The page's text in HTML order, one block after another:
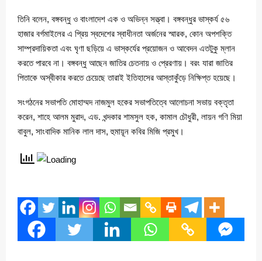
তিনি বলেন, বঙ্গবন্ধু ও বাংলাদেশ এক ও অভিন্ন সত্ত্বা। বঙ্গবন্ধুর ভাস্কর্য ৫৬
হাজার বর্গমাইলের এ প্রিয় স্বদেশের স্বাধীনতা অর্জনের স্মারক, কোন অপশক্তি
সাম্প্রদায়িকতা এবং ঘৃণা ছড়িয়ে এ ভাস্কর্যের প্রয়োজন ও আবেদন এতটুকু ম্লান
করতে পারবে না। বঙ্গবন্ধু আছেন জাতির চেতনায় ও প্রেরণায়। বরং যারা জাতির
পিতাকে অস্বীকার করতে চেয়েছে তারাই ইতিহাসের আস্তাকুঁড়ে নিক্ষিপ্ত হয়েছে।
সংগঠনের সভাপতি মোহাম্মদ নাজমুল হকের সভাপতিত্বে আলোচনা সভায় বক্তৃতা
করেন, শাহে আলম মুরাদ, এড. খন্দকার শামসুল হক, কামাল চৌধুরী, লায়ন গণি মিয়া
বাবুল, সাংবাদিক মানিক লাল দাস, হুমায়ূন কবির মিজি প্রমুখ।